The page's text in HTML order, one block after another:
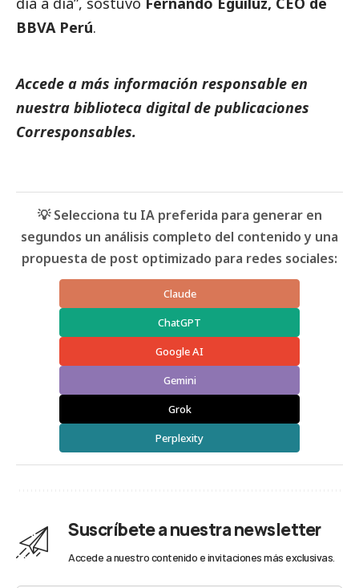
BBVA Perú.
Accede a más información responsable en
nuestra biblioteca digital de publicaciones
Corresponsables.
💡 Selecciona tu IA preferida para generar en
segundos un análisis completo del contenido y una
propuesta de post optimizado para redes sociales:
Claude
ChatGPT
Google AI
Gemini
Grok
Perplexity
Suscríbete a nuestra newsletter
Accede a nuestro contenido e invitaciones más exclusivas.